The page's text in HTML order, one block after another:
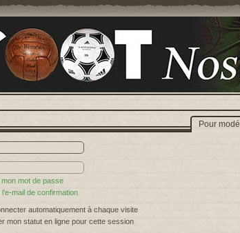
Pour
mon mot de passe
mail de confirmation
automatiquement à chaque visite
mon statut en ligne pour cette session